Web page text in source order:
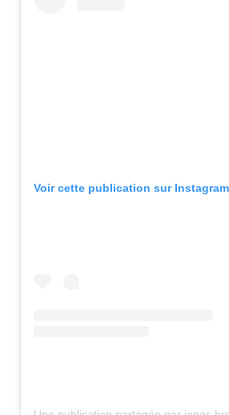
Voir cette publication sur Instagram